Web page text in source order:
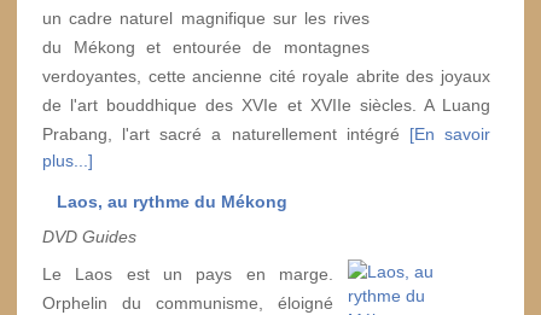
un cadre naturel magnifique sur les rives
du Mékong et entourée de montagnes
verdoyantes, cette ancienne cité royale abrite des joyaux
de l'art bouddhique des XVIe et XVIIe siècles. A Luang
Prabang, l'art sacré a naturellement intégré [En savoir
plus...]
Laos, au rythme du Mékong
DVD Guides
Le Laos est un pays en marge.
Orphelin du communisme, éloigné